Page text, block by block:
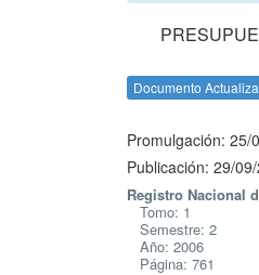
Documento
Promulgación: 25/
Publicación: 29/
Registro Nacional
Tomo: 1
Semestre: 2
Año: 2006
Página: 761